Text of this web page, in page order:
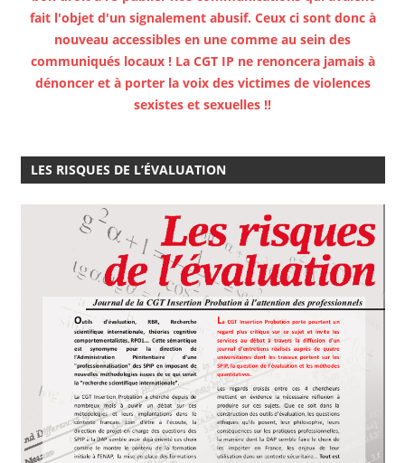
fait l'objet d'un signalement abusif. Ceux ci sont donc à
nouveau accessibles en une comme au sein des
communiqués locaux ! La CGT IP ne renoncera jamais à
dénoncer et à porter la voix des victimes de violences
sexistes et sexuelles !!
LES RISQUES DE L’ÉVALUATION